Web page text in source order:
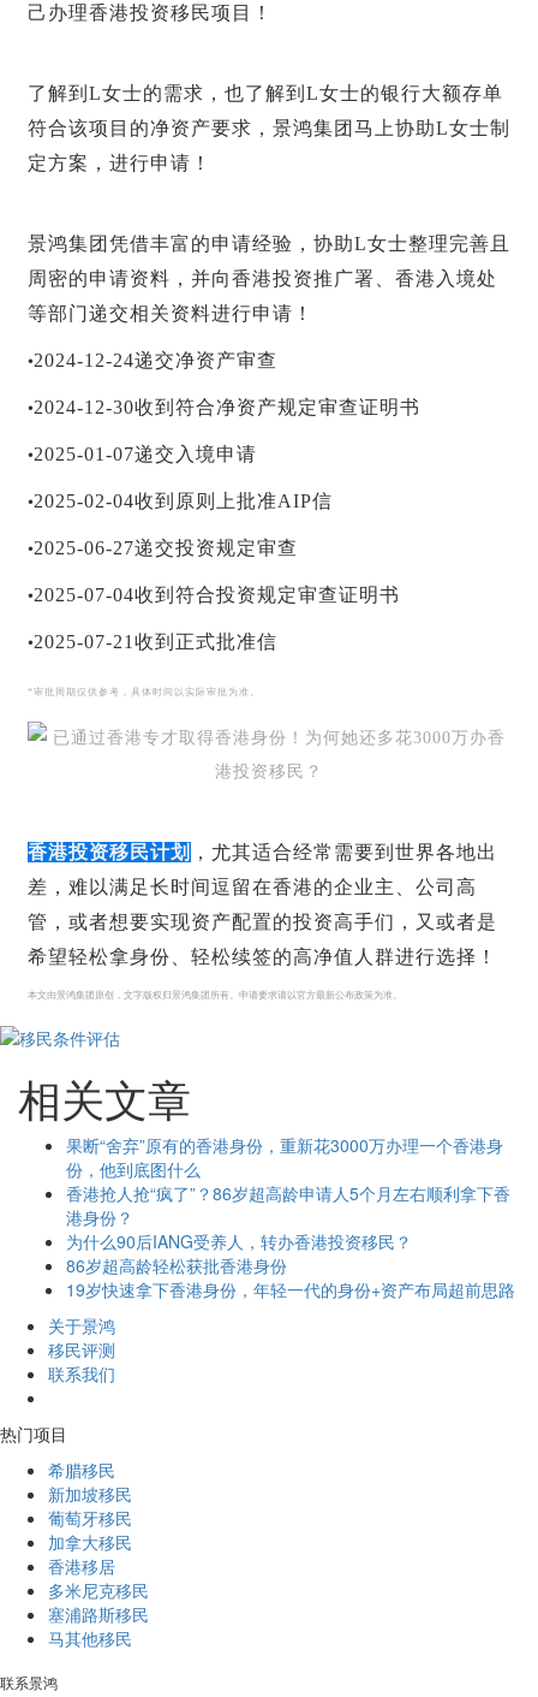
己办理香港投资移民项目！
了解到L女士的需求，也了解到L女士的银行大额存单
符合该项目的净资产要求，景鸿集团马上协助L女士制
定方案，进行申请！
景鸿集团凭借丰富的申请经验，协助L女士整理完善且
周密的申请资料，并向香港投资推广署、香港入境处
等部门递交相关资料进行申请！
•2024-12-24递交净资产审查
•2024-12-30收到符合净资产规定审查证明书
•2025-01-07递交入境申请
•2025-02-04收到原则上批准AIP信
•2025-06-27递交投资规定审查
•2025-07-04收到符合投资规定审查证明书
•2025-07-21收到正式批准信
*审批周期仅供参考，具体时间以实际审批为准。
香港投资移民计划
，尤其适合经常需要到世界各地出
差，难以满足长时间逗留在香港的企业主、公司高
管，或者想要实现资产配置的投资高手们，又或者是
希望轻松拿身份、轻松续签的高净值人群进行选择！
本文由景鸿集团原创，文字版权归景鸿集团所有。申请要求请以官方最新公布政策为准。
相关文章
果断“舍弃”原有的香港身份，重新花3000万办理一个香港身
份，他到底图什么
香港抢人抢“疯了”？86岁超高龄申请人5个月左右顺利拿下香
港身份？
为什么90后IANG受养人，转办香港投资移民？
86岁超高龄轻松获批香港身份
19岁快速拿下香港身份，年轻一代的身份+资产布局超前思路
关于景鸿
移民评测
联系我们
热门项目
希腊移民
新加坡移民
葡萄牙移民
加拿大移民
香港移居
多米尼克移民
塞浦路斯移民
马其他移民
联系景鸿